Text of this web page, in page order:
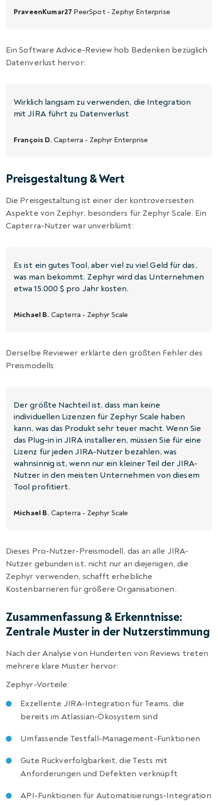
PraveenKumar27 PeerSpot - Zephyr Enterprise
Ein Software Advice-Review hob Bedenken bezüglich
Datenverlust hervor:
Wirklich langsam zu verwenden, die Integration
mit JIRA führt zu Datenverlust
François D. Capterra - Zephyr Enterprise
Preisgestaltung & Wert
Die Preisgestaltung ist einer der kontroversesten
Aspekte von Zephyr, besonders für Zephyr Scale. Ein
Capterra-Nutzer war unverblümt:
Es ist ein gutes Tool, aber viel zu viel Geld für das,
was man bekommt. Zephyr wird das Unternehmen
etwa 15.000 $ pro Jahr kosten.
Michael B. Capterra - Zephyr Scale
Derselbe Reviewer erklärte den größten Fehler des
Preismodells:
Der größte Nachteil ist, dass man keine
individuellen Lizenzen für Zephyr Scale haben
kann, was das Produkt sehr teuer macht. Wenn Sie
das Plug-in in JIRA installieren, müssen Sie für eine
Lizenz für jeden JIRA-Nutzer bezahlen; was
wahnsinnig ist, wenn nur ein kleiner Teil der JIRA-
Nutzer in den meisten Unternehmen von diesem
Tool profitiert.
Michael B. Capterra - Zephyr Scale
Dieses Pro-Nutzer-Preismodell, das an alle JIRA-
Nutzer gebunden ist, nicht nur an diejenigen, die
Zephyr verwenden, schafft erhebliche
Kostenbarrieren für größere Organisationen.
Zusammenfassung & Erkenntnisse:
Zentrale Muster in der Nutzerstimmung
Nach der Analyse von Hunderten von Reviews treten
mehrere klare Muster hervor:
Zephyr-Vorteile:
Exzellente JIRA-Integration für Teams, die
bereits im Atlassian-Ökosystem sind
Umfassende Testfall-Management-Funktionen
Gute Rückverfolgbarkeit, die Tests mit
Anforderungen und Defekten verknüpft
API-Funktionen für Automatisierungs-Integration